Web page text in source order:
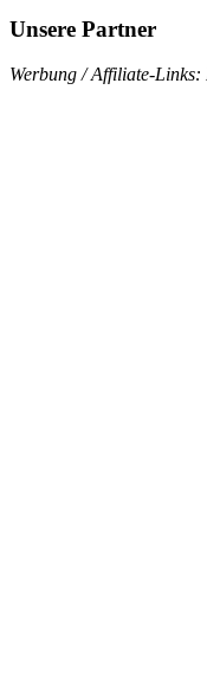
Unsere Partner
Werbung / Affiliate-Links: